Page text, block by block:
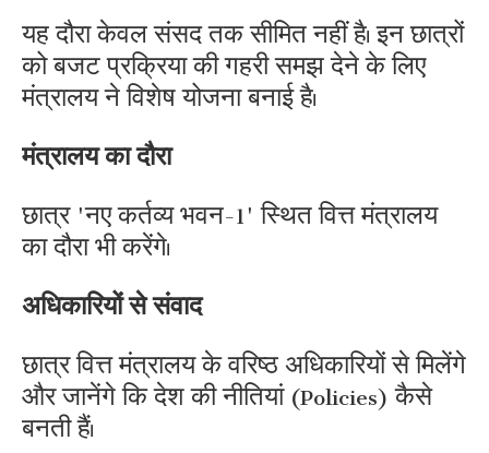
यह दौरा केवल संसद तक सीमित नहीं है। इन छात्रों
को बजट प्रक्रिया की गहरी समझ देने के लिए
मंत्रालय ने विशेष योजना बनाई है।
मंत्रालय का दौरा
छात्र 'नए कर्तव्य भवन-1' स्थित वित्त मंत्रालय
का दौरा भी करेंगे।
अधिकारियों से संवाद
छात्र वित्त मंत्रालय के वरिष्ठ अधिकारियों से मिलेंगे
और जानेंगे कि देश की नीतियां (Policies) कैसे
बनती हैं।